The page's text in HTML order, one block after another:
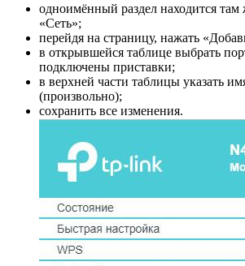
одноимённый раздел находится там
«Сеть»;
перейдя на страницу, нажать
в открывшейся таблице выбрать
подключены приставки;
в верхней части таблицы указать
(произвольно);
сохранить все изменения.